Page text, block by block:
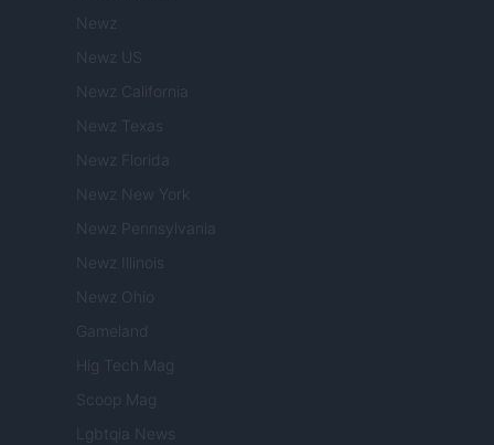
Newz
Newz US
Newz California
Newz Texas
Newz Florida
Newz New York
Newz Pennsylvania
Newz Illinois
Newz Ohio
Gameland
Hig Tech Mag
Scoop Mag
Lgbtqia News